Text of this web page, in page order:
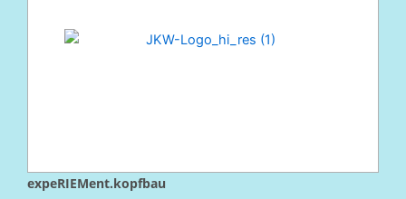
expeRIEMent.kopfbau